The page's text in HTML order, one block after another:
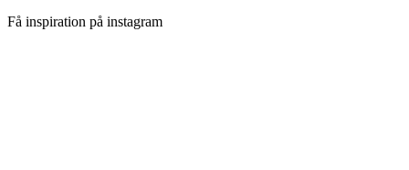
Få inspiration på instagram